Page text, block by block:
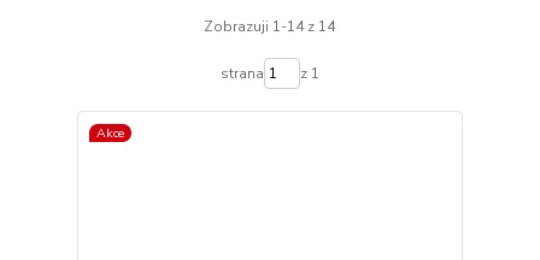
Zobrazuji 1-14 z 14
strana z 1
Akce